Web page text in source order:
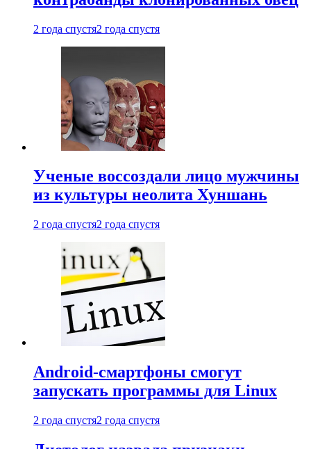
2 года спустя2 года спустя
Ученые воссоздали лицо мужчины
из культуры неолита Хуншань
2 года спустя2 года спустя
Android-смартфоны смогут
запускать программы для Linux
2 года спустя2 года спустя